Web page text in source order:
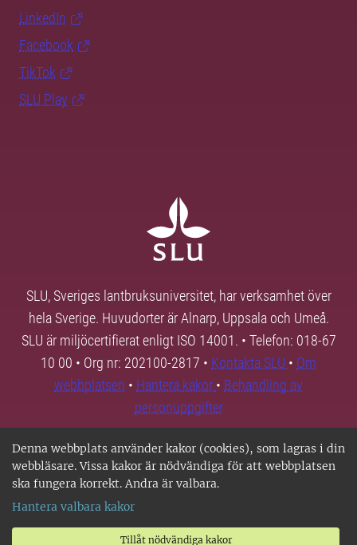
Denna webbplats använder kakor (cookies), som lagras i din
webbläsare. Vissa kakor är nödvändiga för att webbplatsen
ska fungera korrekt. Andra är valbara.
Hantera valbara kakor
Tillåt nödvändiga kakor
LinkedIn
Facebook
TikTok
SLU Play
SLU, Sveriges lantbruksuniversitet, har verksamhet över
hela Sverige. Huvudorter är Alnarp, Uppsala och Umeå.
SLU är miljöcertifierat enligt ISO 14001. • Telefon: 018-67
10 00 • Org nr: 202100-2817 • Kontakta SLU • Om
webbplatsen • Hantera kakor • Behandling av
personuppgifter